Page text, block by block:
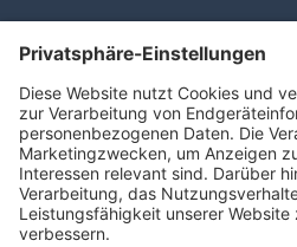
navigator Gruppe
Carl-Bertelsmann-Straße 29
33332 Gütersloh
kontakt@navigator-gruppe.de